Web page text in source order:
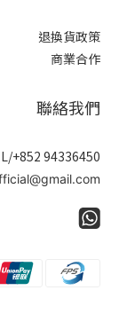
退換貨政策
商業合作
聯絡我們
+852 94336450